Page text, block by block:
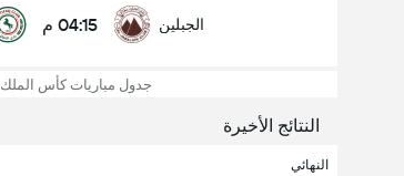
الجبلين 04:15 م
جدول مباريات كأس الملك
النتائج الأخيرة
النهائي